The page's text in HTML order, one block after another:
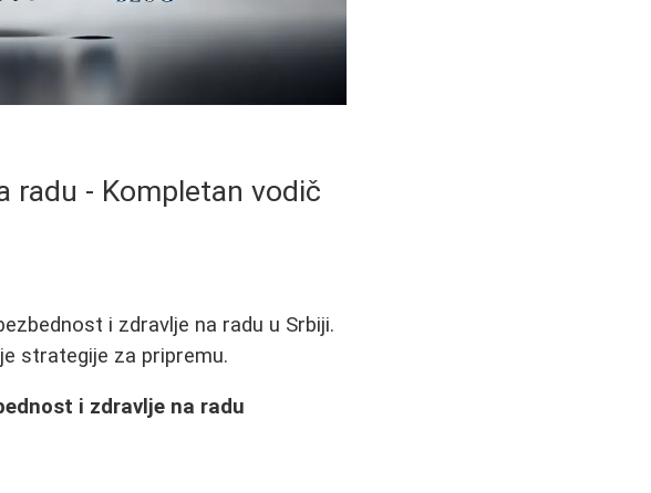
radu - Kompletan vodič
i zdravlje na radu u Srbiji.
strategije za pripremu.
i zdravlje na radu